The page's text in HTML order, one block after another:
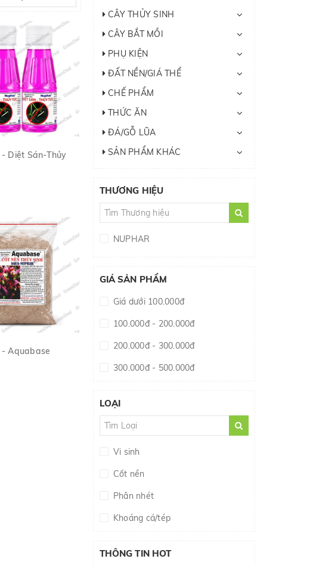
- Diệt Sán-Thủy
- Aquabase
CÂY THỦY SINH
CÂY BẮT MỒI
PHỤ KIỆN
ĐẤT NỀN/GIÁ THỂ
CHẾ PHẨM
THỨC ĂN
ĐÁ/GỖ LŨA
SẢN PHẨM KHÁC
THƯƠNG HIỆU
NUPHAR
GIÁ SẢN PHẨM
Giá dưới 100.000đ
100.000đ - 200.000đ
200.000đ - 300.000đ
300.000đ - 500.000đ
Giá trên 1.000.000đ
LOẠI
Vi sinh
Cốt nền
Phân nhét
Khoáng cá/tép
THÔNG TIN HOT